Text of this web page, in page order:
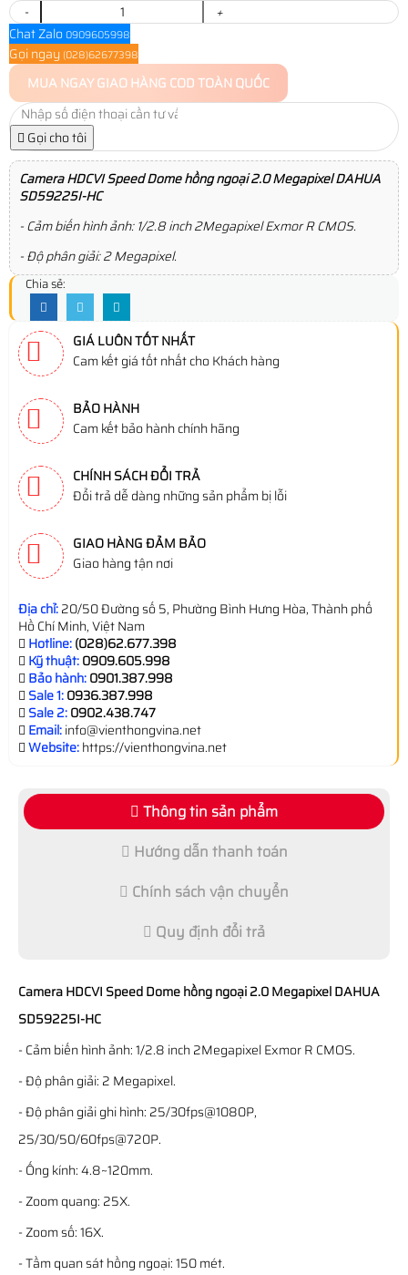
-
+
Chat Zalo 0909605998
Gọi ngay (028)62677398
MUA NGAYGIAO HÀNG COD TOÀN QUỐC
Gọi cho tôi
Camera HDCVI Speed Dome hồng ngoại 2.0 Megapixel DAHUA
SD59225I-HC
- Cảm biến hình ảnh: 1/2.8 inch 2Megapixel Exmor R CMOS.
- Độ phân giải: 2 Megapixel.
Chia sẻ:
GIÁ LUÔN TỐT NHẤT
Cam kết giá tốt nhất cho Khách hàng
BẢO HÀNH
Cam kết bảo hành chính hãng
CHÍNH SÁCH ĐỔI TRẢ
Đổi trả dễ dàng những sản phẩm bị lỗi
GIAO HÀNG ĐẢM BẢO
Giao hàng tận nơi
Địa chỉ:20/50 Đường số 5, Phường Bình Hưng Hòa, Thành phố
Hồ Chí Minh, Việt Nam
Hotline:(028)62.677.398
Kỹ thuật:0909.605.998
Bảo hành:0901.387.998
Sale 1:0936.387.998
Sale 2:0902.438.747
Email:info@vienthongvina.net
Website:https://vienthongvina.net
Thông tin sản phẩm
Hướng dẫn thanh toán
Chính sách vận chuyển
Quy định đổi trả
Camera HDCVI Speed Dome hồng ngoại 2.0 Megapixel DAHUA
SD59225I-HC
- Cảm biến hình ảnh: 1/2.8 inch 2Megapixel Exmor R CMOS.
- Độ phân giải: 2 Megapixel.
- Độ phân giải ghi hình: 25/30fps@1080P,
25/30/50/60fps@720P.
- Ống kính: 4.8~120mm.
- Zoom quang: 25X.
- Zoom số: 16X.
- Tầm quan sát hồng ngoại: 150 mét.